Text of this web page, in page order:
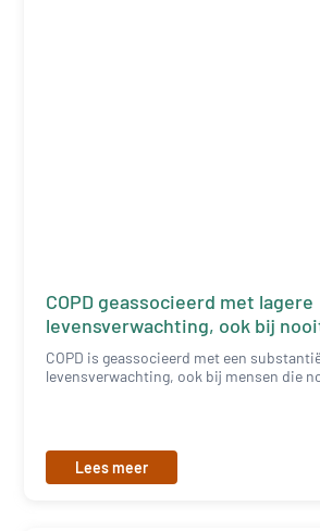
COPD geassocieerd met lagere
levensverwachting, ook bij
COPD is geassocieerd met een
levensverwachting, ook bij mensen die
Lees meer